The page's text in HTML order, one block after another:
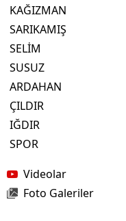
KAĞIZMAN
SARIKAMIŞ
SELİM
SUSUZ
ARDAHAN
ÇILDIR
IĞDIR
SPOR
Videolar
Foto Galeriler